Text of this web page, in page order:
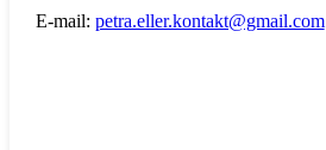
E-mail: petra.eller.kontakt@gmail.com